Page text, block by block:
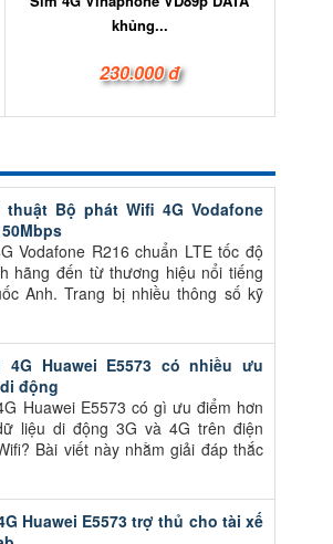
khủng...
230.000 đ
Bộ phát Wifi 4G Vodafone
Vodafone R216 chuẩn LTE tốc độ
hãng đến từ thương hiệu nổi tiếng
Anh. Trang bị nhiều thông số kỹ
4G Huawei E5573 có nhiều ưu
động
Huawei E5573 có gì ưu điểm hơn
liệu di động 3G và 4G trên điện
Bài viết này nhằm giải đáp thắc
Huawei E5573 trợ thủ cho tài xế